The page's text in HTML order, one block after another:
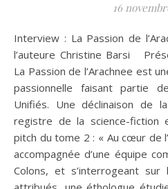
16
Interview : La Passion de l’Arachnee – T2 : Thanäos Par
l’auteure Christine Barsi
La Passion de l’Arachnee est
passionnelle faisant partie
Unifiés. Une déclinaison
registre de la science-fiction
pitch du tome 2 : « Au cœur de
accompagnée d’une équipe
Colons, et s’interrogeant